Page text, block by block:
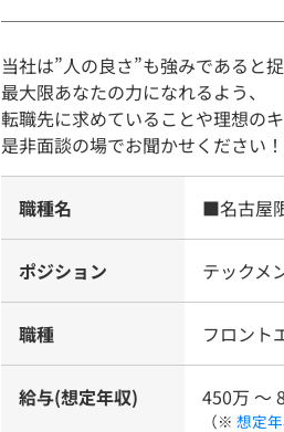
当社は”人の良さ”も強みであると
最大限あなたの力になれるよう、
転職先に求めていることや理想の
是非面談の場でお聞かせください！
職種名 ■名古屋
ポジション テックメ
職種 フロント
給与(想定年収) 450万 〜
（※ 想定